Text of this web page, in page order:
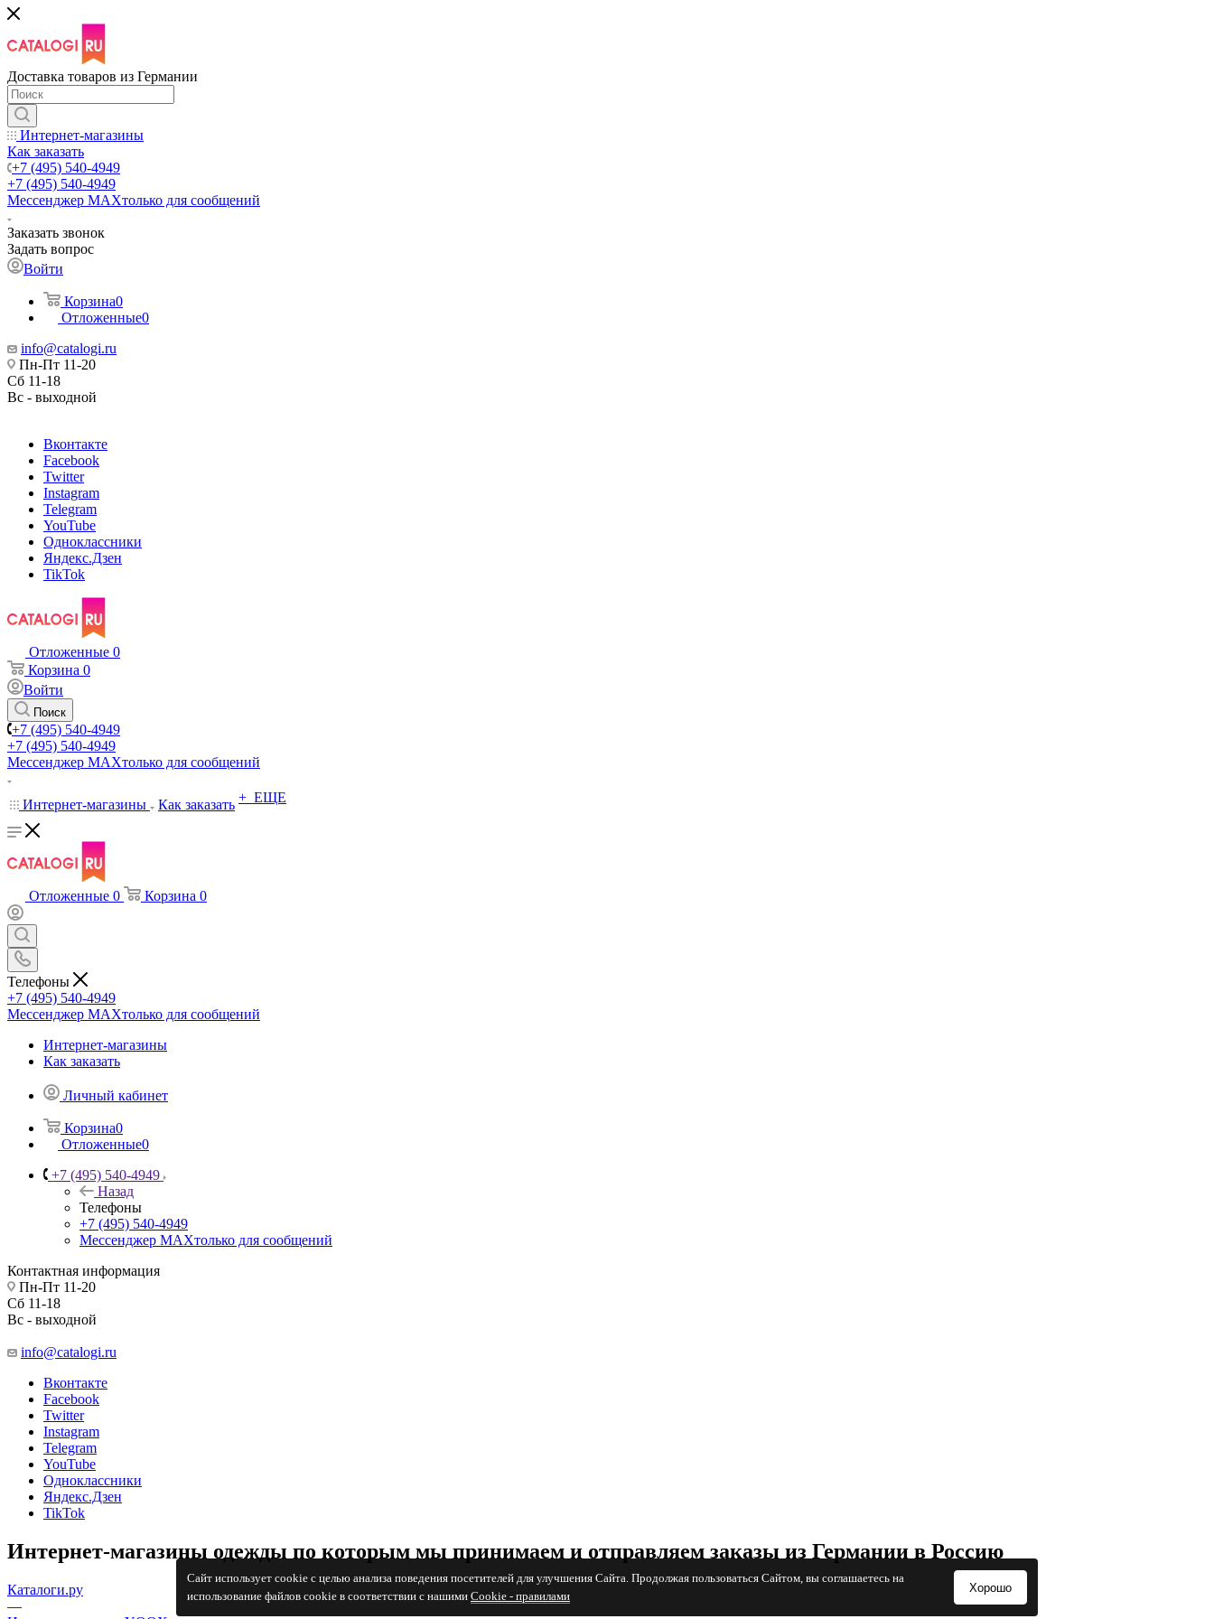
Сайт использует cookie с целью анализа поведения посетителей для улучшения Сайта. Продолжая пользоваться Сайтом, вы соглашаетесь на
использование файлов cookie в соответствии с нашими Cookiе - правилами
Хорошо
Доставка товаров из Германии
Интернет-магазины
Как заказать
+7 (495) 540-4949
+7 (495) 540-4949
Мессенджер МАХтолько для сообщений
Заказать звонок
Задать вопрос
Войти
Корзина0
Отложенные0
info@catalogi.ru
Пн-Пт 11-20
Сб 11-18
Вс - выходной
Вконтакте
Facebook
Twitter
Instagram
Telegram
YouTube
Одноклассники
Яндекс.Дзен
TikTok
Отложенные 0
Корзина 0
Войти
Поиск
+7 (495) 540-4949
+7 (495) 540-4949
Мессенджер МАХтолько для сообщений
Интернет-магазины Как заказать + ЕЩЕ
Отложенные 0 Корзина 0
Телефоны
+7 (495) 540-4949
Мессенджер МАХтолько для сообщений
Интернет-магазины
Как заказать
Личный кабинет
Корзина0
Отложенные0
+7 (495) 540-4949
Назад
Телефоны
+7 (495) 540-4949
Мессенджер МАХтолько для сообщений
Контактная информация
Пн-Пт 11-20
Сб 11-18
Вс - выходной
info@catalogi.ru
Вконтакте
Facebook
Twitter
Instagram
Telegram
YouTube
Одноклассники
Яндекс.Дзен
TikTok
Интернет-магазины одежды по которым мы принимаем и отправляем заказы из Германии в Россию
Каталоги.ру
—